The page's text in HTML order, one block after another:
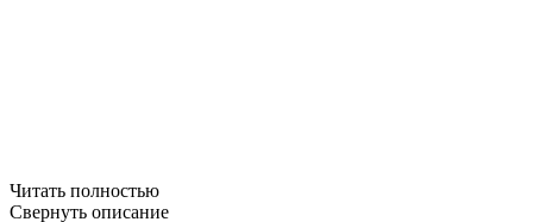
Читать полностью
Свернуть описание